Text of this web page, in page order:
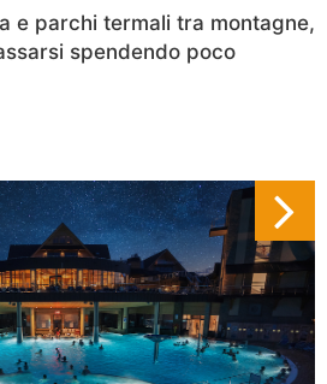
e parchi termali tra montagne,
spendendo poco